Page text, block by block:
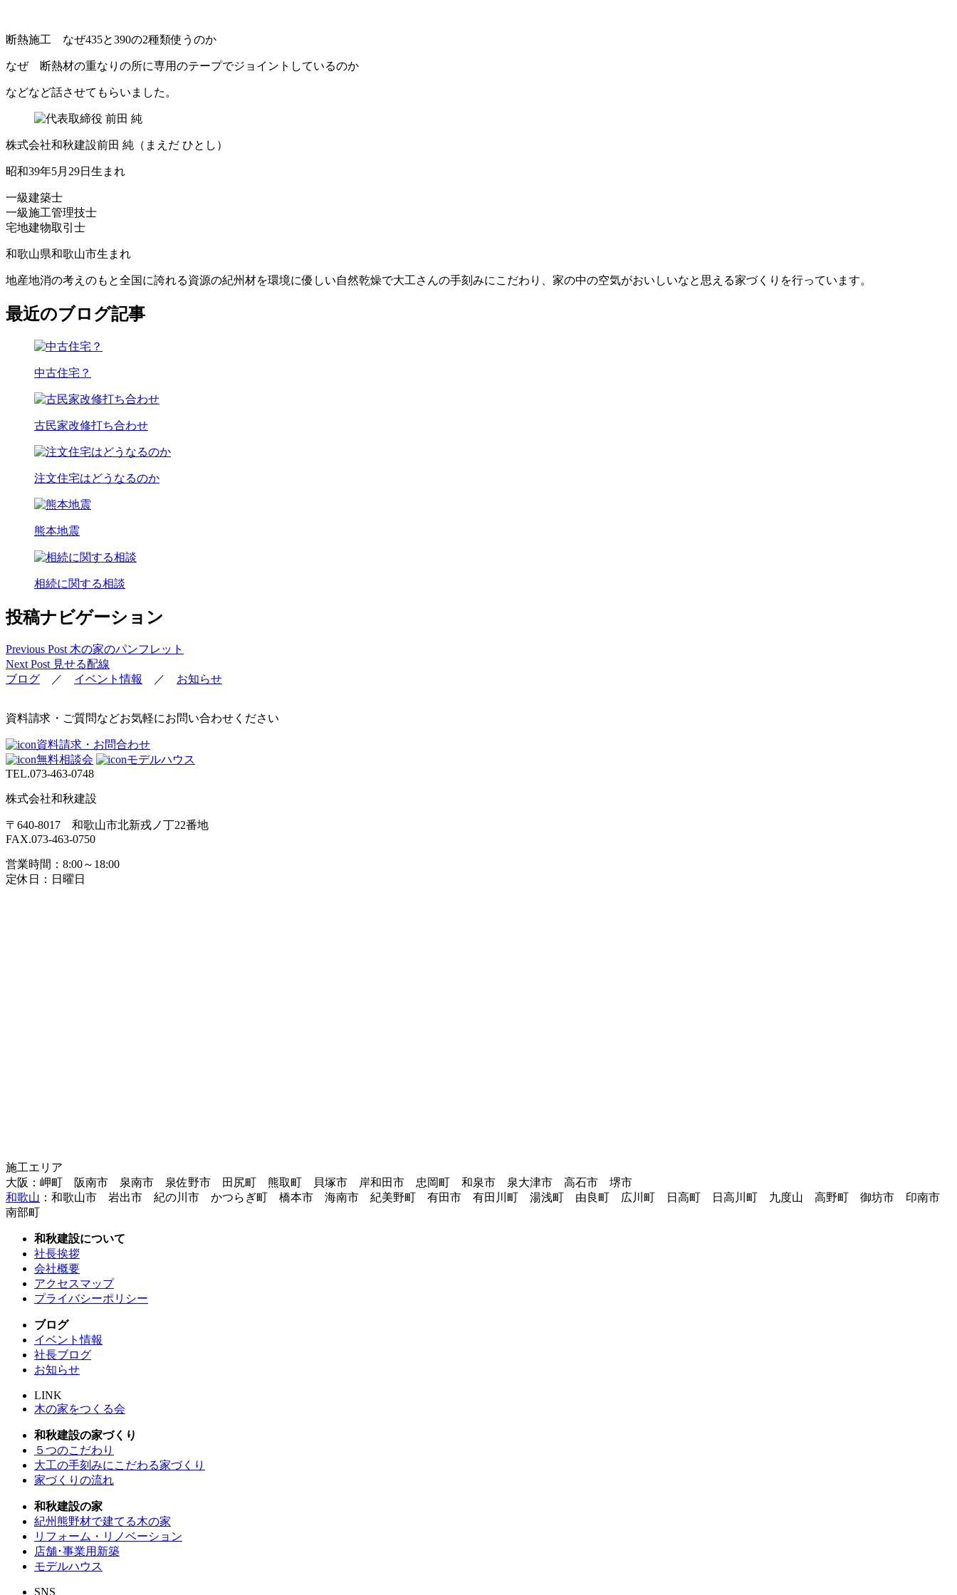
断熱施工 なぜ435と390の2種類使うのか
なぜ 断熱材の重なりの所に専用のテープでジョイントしているのか
などなど話させてもらいました。
株式会社和秋建設前田 純 （まえだ ひとし）
昭和39年5月29日生まれ
一級建築士
一級施工管理技士
宅地建物取引士
和歌山県和歌山市生まれ
地産地消の考えのもと全国に誇れる資源の紀州材を環境に優しい自然乾燥で大工さんの手刻みにこだわり、家の中の空気がおいしいなと思える家づくりを行っています。
最近のブログ記事
中古住宅？
古民家改修打ち合わせ
注文住宅はどうなるのか
熊本地震
相続に関する相談
投稿ナビゲーション
Previous Post木の家のパンフレット
Next Post見せる配線
ブログ ／ イベント情報 ／ お知らせ
資料請求・ご質問などお気軽にお問い合わせください
資料請求・お問合わせ
無料相談会
モデルハウス
TEL.073-463-0748
株式会社和秋建設
〒640-8017 和歌山市北新戎ノ丁22番地
FAX.073-463-0750
営業時間：8:00～18:00
定休日：日曜日
施工エリア
大阪：岬町 阪南市 泉南市 泉佐野市 田尻町 熊取町 貝塚市 岸和田市 忠岡町 和泉市 泉大津市 高石市 堺市
和歌山 ：和歌山市 岩出市 紀の川市 かつらぎ町 橋本市 海南市 紀美野町 有田市 有田川町 湯浅町 由良町 広川町 日高町 日高川町 九度山 高野町 御坊市 印南市
南部町
和秋建設について
社長挨拶
会社概要
アクセスマップ
プライバシーポリシー
ブログ
イベント情報
社長ブログ
お知らせ
LINK
木の家をつくる会
和秋建設の家づくり
５つのこだわり
大工の手刻みにこだわる家づくり
家づくりの流れ
和秋建設の家
紀州熊野材で建てる木の家
リフォーム・リノベーション
店舗･事業用新築
モデルハウス
SNS